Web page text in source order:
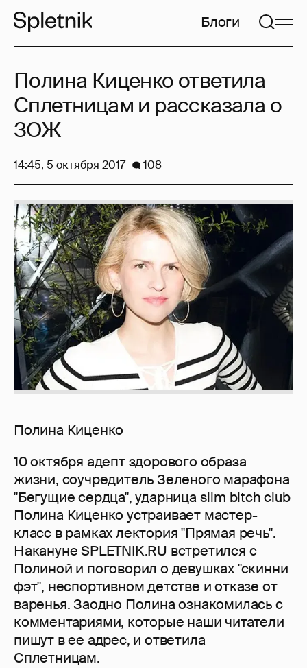
Блоги
Полина Киценко
10 октября адепт здорового образа
жизни, соучредитель Зеленого марафона
"Бегущие сердца", ударница slim bitch club
Полина Киценко устраивает мастер-
класс в рамках лектория "Прямая речь".
Накануне SPLETNIK.RU встретился с
Полиной и поговорил о девушках "скинни
фэт", неспортивном детстве и отказе от
варенья. Заодно Полина ознакомилась с
комментариями, которые наши читатели
пишут в ее адрес, и ответила
Сплетницам.
Полина Киценко ответила
Сплетницам и рассказала о
ЗОЖ
14:45, 5 октября 2017 108